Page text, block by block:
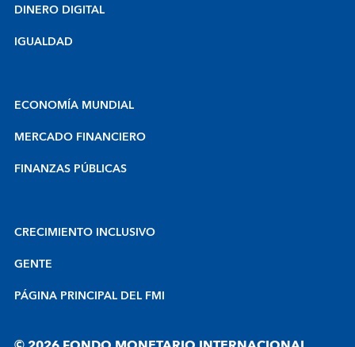
DINERO DIGITAL
IGUALDAD
ECONOMÍA MUNDIAL
MERCADO FINANCIERO
FINANZAS PÚBLICAS
CRECIMIENTO INCLUSIVO
GENTE
PÁGINA PRINCIPAL DEL FMI